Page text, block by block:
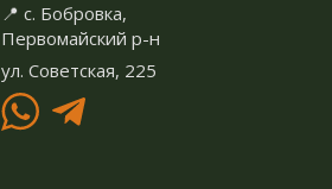
📍 с. Бобровка,
Первомайский р-н
ул. Советская, 225